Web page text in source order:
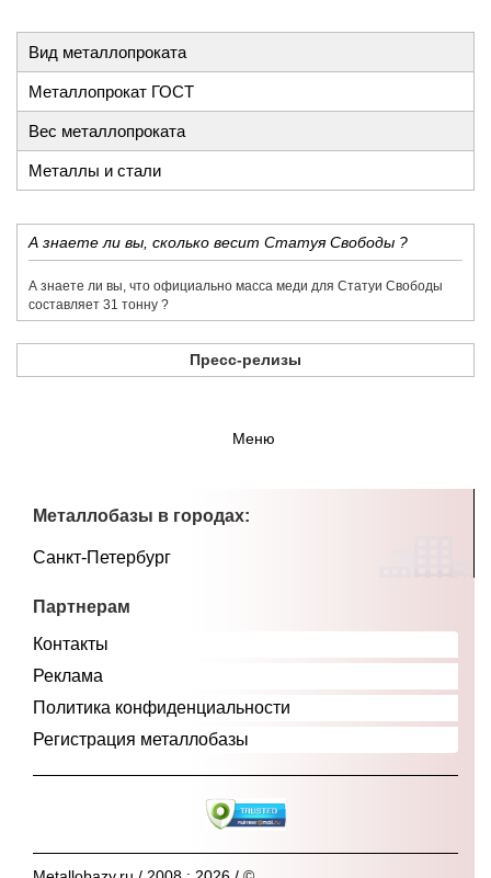
Вид металлопроката
Металлопрокат ГОСТ
Вес металлопроката
Металлы и стали
​А знаете ли вы, сколько весит Статуя Свободы ?
​А знаете ли вы, что официально масса меди для Статуи Свободы
составляет 31 тонну ?
Пресс-релизы
Меню
Металлобазы в городах:
Санкт-Петербург
Партнерам
Контакты
Реклама
Политика конфиденциальности
Регистрация металлобазы